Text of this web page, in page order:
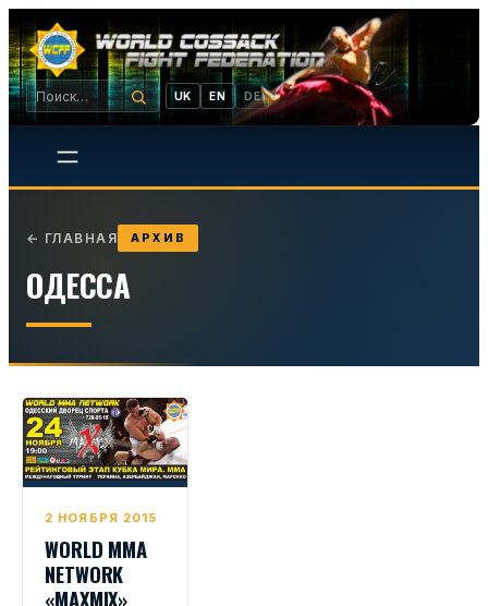
UK EN DE
← ГЛАВНАЯ АРХИВ
ОДЕССА
2 НОЯБРЯ 2015
WORLD MMA
NETWORK
«MAXMIX»